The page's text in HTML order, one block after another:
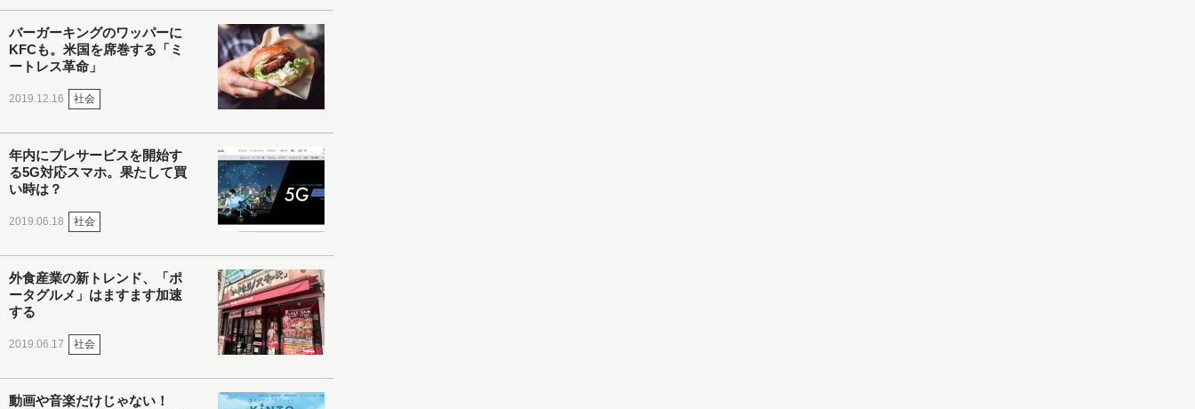
バーガーキングのワッパーに
KFCも。米国を席巻する「ミ
ートレス革命」
2019.12.16 社会
年内にプレサービスを開始す
る5G対応スマホ。果たして買
い時は？
2019.06.18 社会
外食産業の新トレンド、「ポ
ータグルメ」はますます加速
する
2019.06.17 社会
動画や音楽だけじゃない！